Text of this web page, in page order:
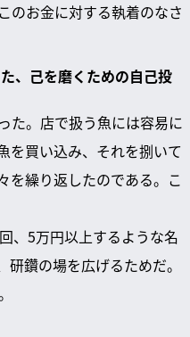
のお金に対する執着のなさ
、己を磨くための自己投
た。店で扱う魚には容易に
を買い込み、それを捌いて
を繰り返したのである。こ
、5万円以上するような名
鑽の場を広げるためだ。